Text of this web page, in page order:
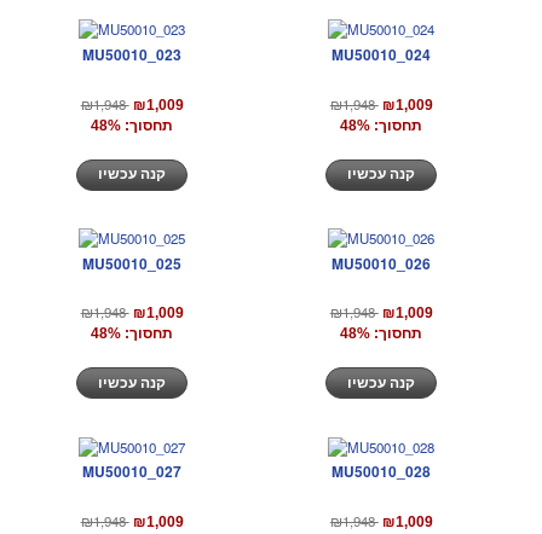
MU50010_023
₪1,948 ₪1,009
תחסוך: 48%
MU50010_024
₪1,948 ₪1,009
תחסוך: 48%
MU50010_025
₪1,948 ₪1,009
תחסוך: 48%
MU50010_026
₪1,948 ₪1,009
תחסוך: 48%
MU50010_027
₪1,948 ₪1,009
MU50010_028
₪1,948 ₪1,009